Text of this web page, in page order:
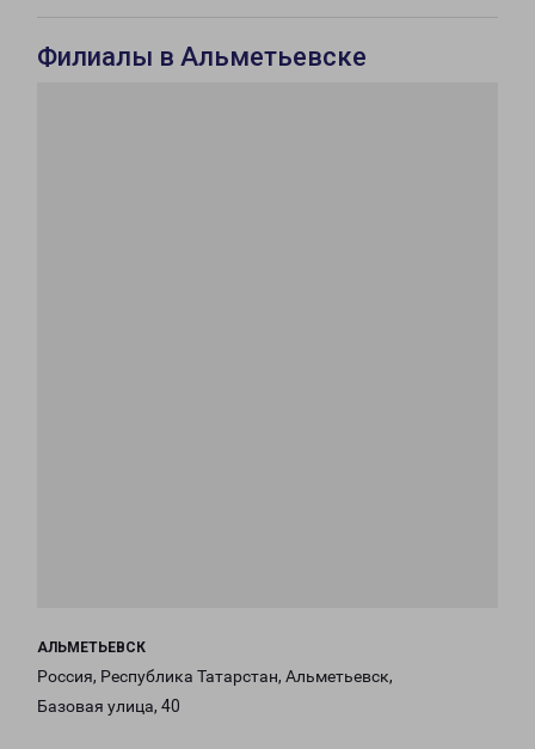
Филиалы в Альметьевске
АЛЬМЕТЬЕВСК
Россия, Республика Татарстан, Альметьевск,
Базовая улица, 40